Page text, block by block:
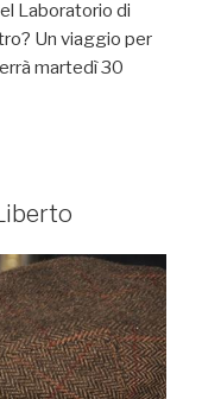
Laboratorio di
Un viaggio per
martedì 30